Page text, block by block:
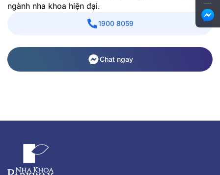
ngành nha khoa hiện đại.
1900 8059
Chat ngay